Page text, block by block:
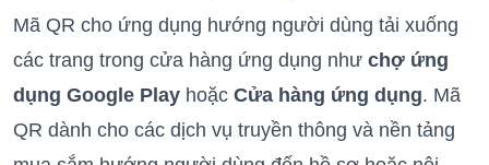
Mã QR cho ứng dụng hướng người dùng tải xuống
các trang trong cửa hàng ứng dụng như chợ ứng
dụng Google Play hoặc Cửa hàng ứng dụng. Mã
QR dành cho các dịch vụ truyền thông và nền tảng